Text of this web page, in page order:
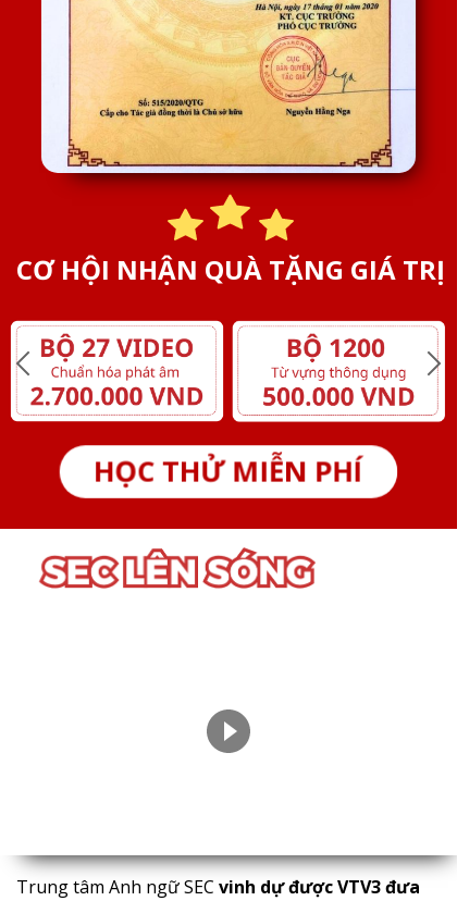
CƠ HỘI NHẬN QUÀ TẶNG GIÁ TRỊ
HỌC THỬ MIỄN PHÍ
Trung tâm Anh ngữ SEC vinh dự được VTV3 đưa